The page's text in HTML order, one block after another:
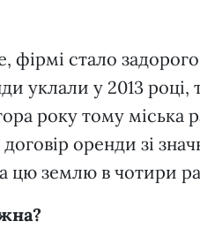
фірмі стало
уклали у 2013 році,
року тому міська
договір оренди зі
цю землю в чотири